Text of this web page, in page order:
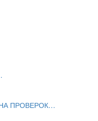
ПРОВЕРОК…